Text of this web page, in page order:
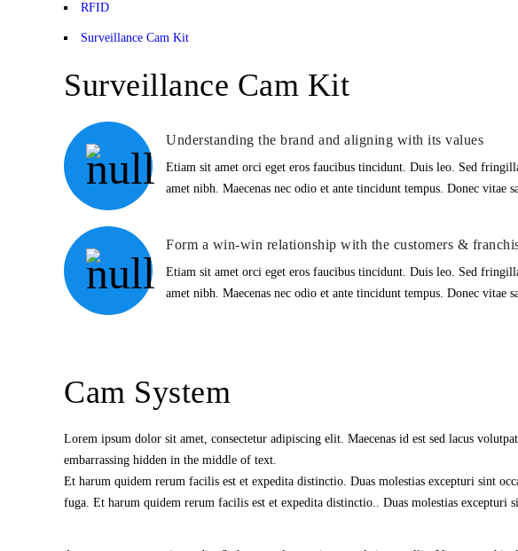
RFID
Surveillance Cam Kit
Surveillance Cam Kit
Understanding the brand and aligning with its values
Etiam sit amet orci eget eros faucibus tincidunt. Duis leo. Sed
amet nibh. Maecenas nec odio et ante tincidunt tempus. Donec vitae
Form a win-win relationship with the customers &
Etiam sit amet orci eget eros faucibus tincidunt. Duis leo. Sed
amet nibh. Maecenas nec odio et ante tincidunt tempus. Donec vitae
Cam System
Lorem ipsum dolor sit amet, consectetur adipiscing elit. Maecenas id est sed lacus
embarrassing hidden in the middle of text.
Et harum quidem rerum facilis est et expedita distinctio. Duas molestias excepturi sint
fuga. Et harum quidem rerum facilis est et expedita distinctio.. Duas molestias excepturi